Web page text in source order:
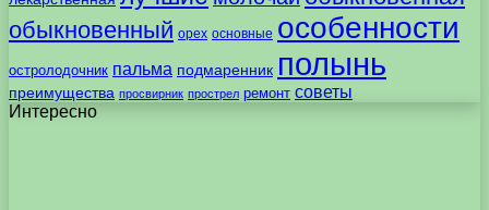
обыкновенный орех основные особенности
остролодочник пальма подмаренник полынь
преимущества просвирник прострел ремонт советы
Интересно